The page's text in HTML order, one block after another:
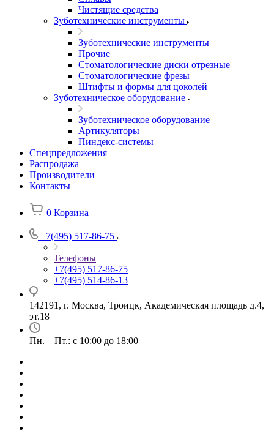
Чистящие средства
Зуботехнические инструменты
Зуботехнические инструменты
Прочие
Стоматологические диски отрезные
Стоматологические фрезы
Штифты и формы для цоколей
Зуботехническое оборудование
Зуботехническое оборудование
Артикуляторы
Пиндекс-системы
Спецпредложения
Распродажа
Производители
Контакты
0 Корзина
+7(495) 517-86-75
Телефоны
+7(495) 517-86-75
+7(495) 514-86-13
142191, г. Москва, Троицк, Академическая площадь д.4,
эт.18
Пн. – Пт.: с 10:00 до 18:00